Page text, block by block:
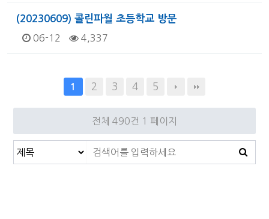
(20230609) 콜린파월 초등학교 방문
06-12 4,337
1 2 3 4 5
전체 490건 1 페이지